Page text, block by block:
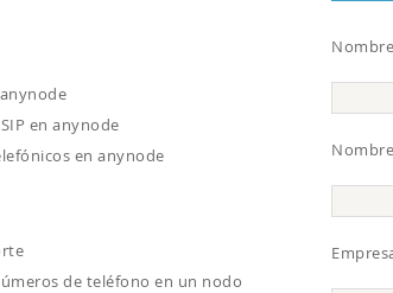
en anynode
en anynode
de teléfono en un nodo